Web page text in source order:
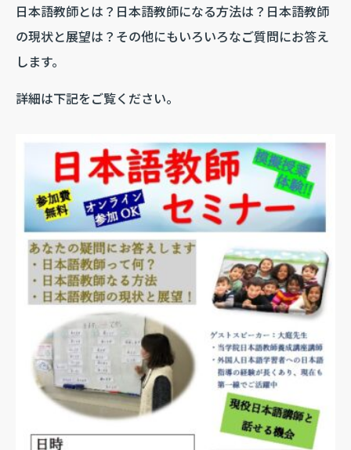
日本語教師とは？日本語教師になる方法は？日本語教師
の現状と展望は？その他にもいろいろなご質問にお答え
します。
詳細は下記をご覧ください。